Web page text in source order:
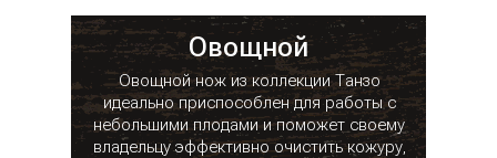
Овощной
Овощной нож из коллекции Танзо
идеально приспособлен для работы с
небольшими плодами и поможет своему
владельцу эффективно очистить кожуру,